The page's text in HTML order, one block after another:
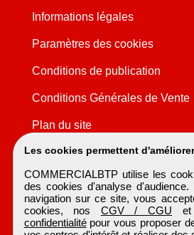
Les cookies permettent
COMMERCIALBTP utilise les
des cookies d'analyse
navigation sur ce site, vous
cookies, nos CGV / CGU et
confidentialitépour vous proposer
Informations légales
Paramètres des cookies
Conditions de publication
Conditions Générales de Vente
Plan du site